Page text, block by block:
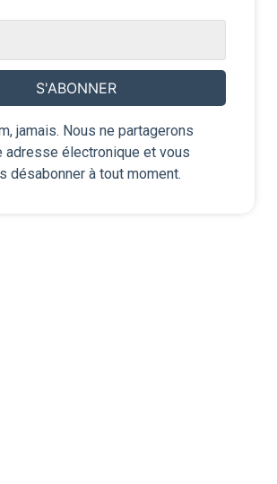
jamais. Nous ne partagerons
adresse électronique et vous
désabonner à tout moment.